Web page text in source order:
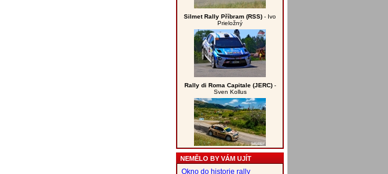
Silmet Rally Příbram (RSS) - Ivo
Prieložný
Rally di Roma Capitale (JERC)-
Sven Kollus
NEMĚLO BY VÁM UJÍT
Okno do historie rally